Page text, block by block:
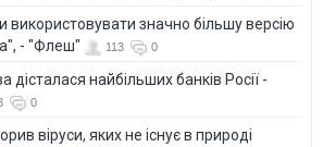
використовувати значно більшу версію
- "Флеш"
113 0
дісталася найбільших банків Росії -
0
віруси, яких не існує в природі